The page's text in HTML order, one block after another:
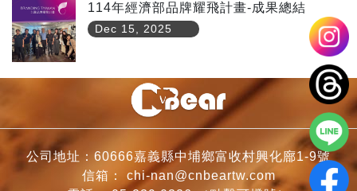
114年經濟部品牌耀飛計畫-成果總結
Dec 15, 2025
公司地址：60666嘉義縣中埔鄉富收村興化廍1-9號
信箱： chi-nan@cnbeartw.com